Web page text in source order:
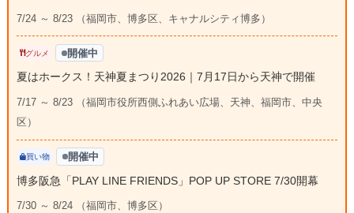
7/24 ～ 8/23 （福岡市、博多区、キャナルシティ博多）
グルメ 開催中
夏はホークス！天神夏まつり2026｜7月17日から天神で開催
7/17 ～ 8/23 （福岡市役所西側ふれあい広場、天神、福岡市、中央
区）
買い物 開催中
博多阪急「PLAY LINE FRIENDS」POP UP STORE 7/30開幕
7/30 ～ 8/24 （福岡市、博多区）